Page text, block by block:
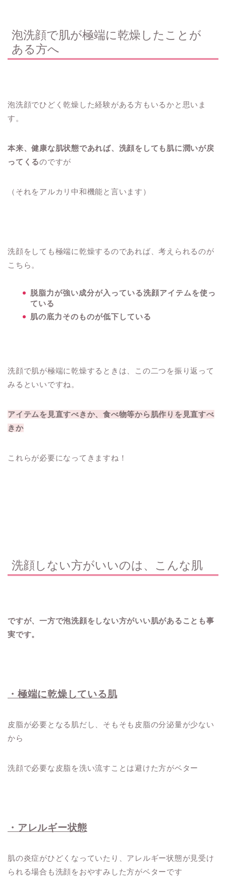
泡洗顔で肌が極端に乾燥したことが
ある方へ
泡洗顔でひどく乾燥した経験がある方もいるかと思いま
す。
本来、健康な肌状態であれば、洗顔をしても肌に潤いが戻
ってくるのですが
（それをアルカリ中和機能と言います）
洗顔をしても極端に乾燥するのであれば、考えられるのが
こちら。
脱脂力が強い成分が入っている洗顔アイテムを使っ
ている
肌の底力そのものが低下している
洗顔で肌が極端に乾燥するときは、この二つを振り返って
みるといいですね。
アイテムを見直すべきか、食べ物等から肌作りを見直すべ
きか
これらが必要になってきますね！
洗顔しない方がいいのは、こんな肌
ですが、一方で泡洗顔をしない方がいい肌があることも事
実です。
・極端に乾燥している肌
皮脂が必要となる肌だし、そもそも皮脂の分泌量が少ない
から
洗顔で必要な皮脂を洗い流すことは避けた方がベター
・アレルギー状態
肌の炎症がひどくなっていたり、アレルギー状態が見受け
られる場合も洗顔をおやすみした方がベターです